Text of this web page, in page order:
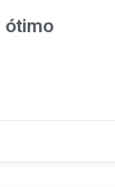
ótimo